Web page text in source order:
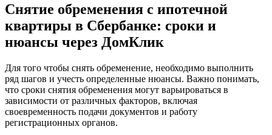
Снятие обременения с ипотечной
квартиры в Сбербанке: сроки и
нюансы через ДомКлик
Для того чтобы снять обременение, необходимо выполнить
ряд шагов и учесть определенные нюансы. Важно понимать,
что сроки снятия обременения могут варьироваться в
зависимости от различных факторов, включая
своевременность подачи документов и работу
регистрационных органов.